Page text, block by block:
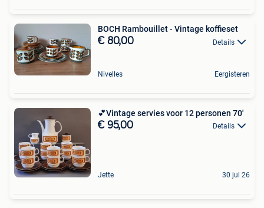
BOCH Rambouillet - Vintage koffieset
€ 80,00 Details
Nivelles Eergisteren
️💕Vintage servies voor 12 personen 70'
€ 95,00 Details
Jette 30 jul 26